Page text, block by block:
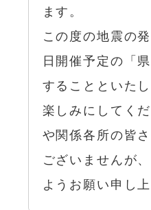
ます。
この度の地震の
日開催予定の「
することといたし
楽しみにしてく
や関係各所の皆
ございませんが
ようお願い申し上